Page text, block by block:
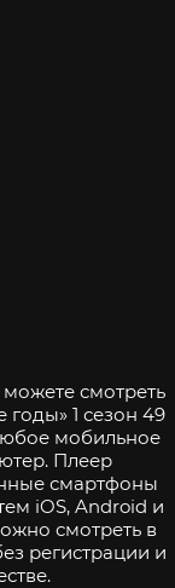
смотреть
1 сезон 49
мобильное
Плеер
смартфоны
iOS, Android и
смотреть в
регистрации и